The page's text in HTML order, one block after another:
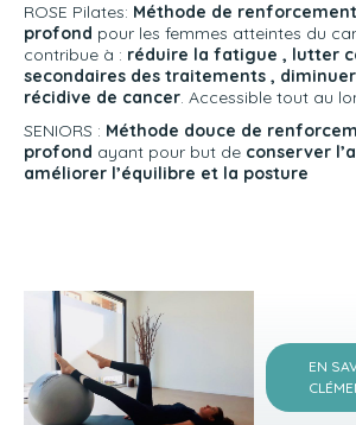
ROSE Pilates: Méthode de
profond pour les femmes atteintes du
contribue à : réduire la fatigue , lutter
secondaires des traitements ,
récidive de cancer. Accessible tout au
SENIORS : Méthode douce de
profond ayant pour but de conserver
améliorer l’équilibre et la posture
EN